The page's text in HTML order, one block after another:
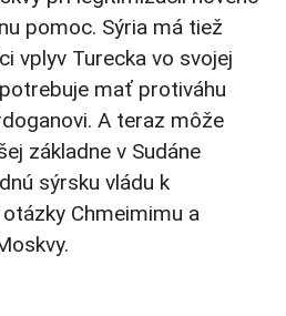
pomoc. Sýria má tiež
vplyv Turecka vo svojej
mať protiváhu
A teraz môže
základne v Sudáne
sýrsku vládu k
Chmeimimu a